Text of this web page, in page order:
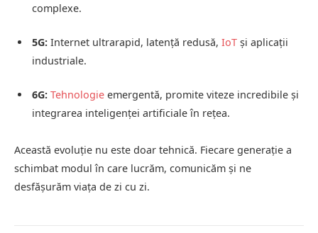
complexe.
5G: Internet ultrarapid, latență redusă, IoT și aplicații
industriale.
6G: Tehnologie emergentă, promite viteze incredibile și
integrarea inteligenței artificiale în rețea.
Această evoluție nu este doar tehnică. Fiecare generație a
schimbat modul în care lucrăm, comunicăm și ne
desfășurăm viața de zi cu zi.